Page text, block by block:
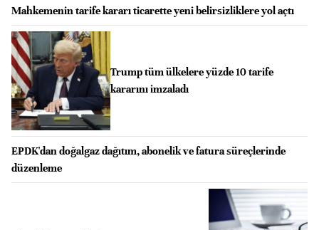
Mahkemenin tarife kararı ticarette yeni belirsizliklere yol açtı
Trump tüm ülkelere yüzde 10 tarife
kararını imzaladı
EPDK'dan doğalgaz dağıtım, abonelik ve fatura süreçlerinde
düzenleme